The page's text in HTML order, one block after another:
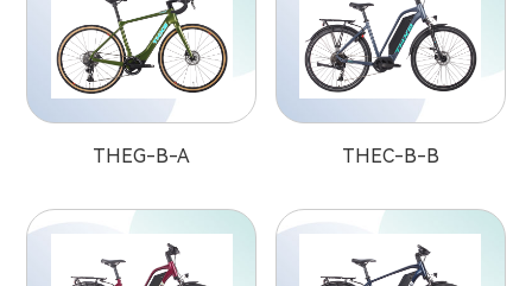
THEG-B-A THEC-B-B